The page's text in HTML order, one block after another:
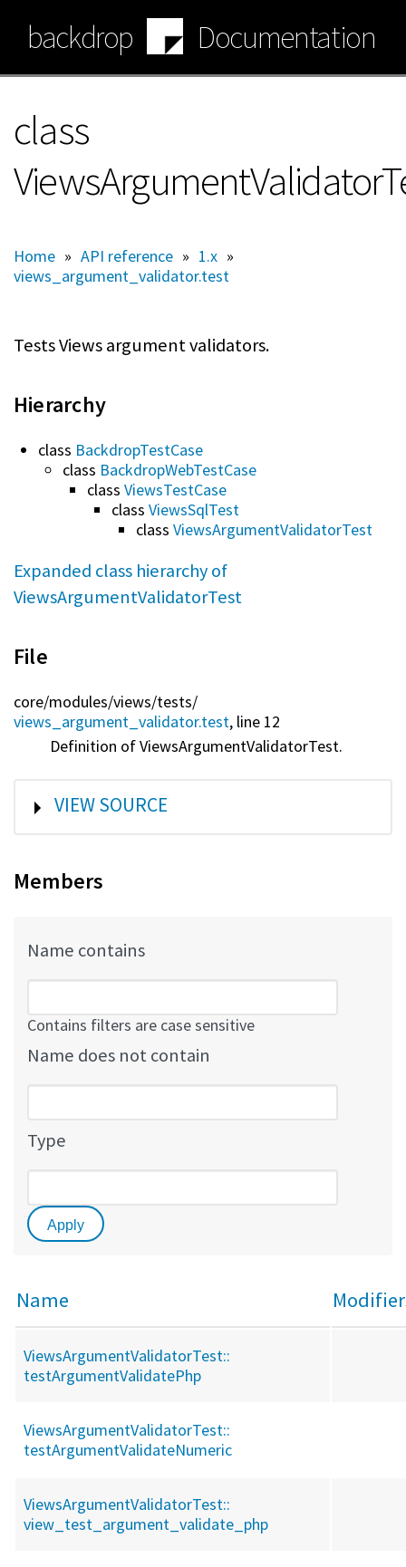
main
content
backdrop Documentation
class
Home » API reference » 1.x »
views_argument_validator.test
Tests Views argument validators.
Hierarchy
class BackdropTestCase
class BackdropWebTestCase
class ViewsTestCase
class ViewsSqlTest
class ViewsArgumentValidatorTest
Expanded class hierarchy of
ViewsArgumentValidatorTest
File
core/modules/views/tests/
views_argument_validator.test, line 12
Definition of ViewsArgumentValidatorTest.
SHOW
VIEW SOURCE
Members
Name contains
Contains filters are case sensitive
Name does not contain
Type
Name
ViewsArgumentValidatorTest::
testArgumentValidatePhp
ViewsArgumentValidatorTest::
testArgumentValidateNumeric
ViewsArgumentValidatorTest::
view_test_argument_validate_php